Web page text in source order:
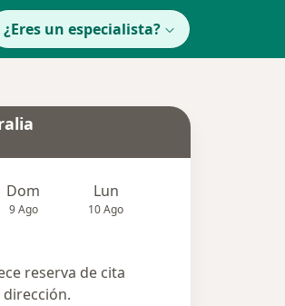
¿Eres un especialista?
Dom
9 Ago
Lun
10 Ago
reserva de cita
dirección.